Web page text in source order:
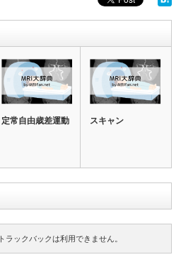
定常自由歳差運動 スキャン
トラックバックは利用できません。